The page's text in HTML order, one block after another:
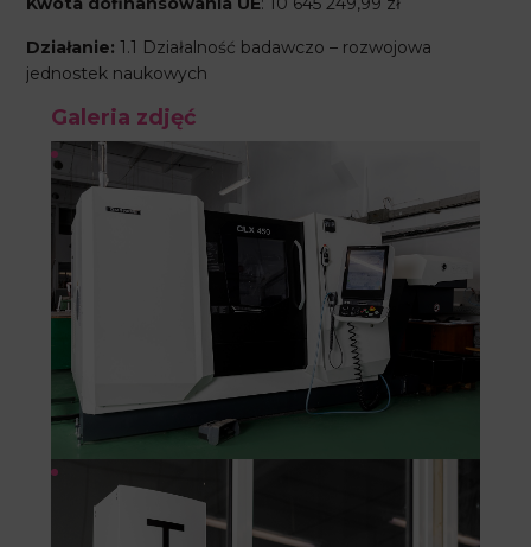
Działanie: 1.1 Działalność badawczo – rozwojowa
jednostek naukowych
Galeria zdjęć